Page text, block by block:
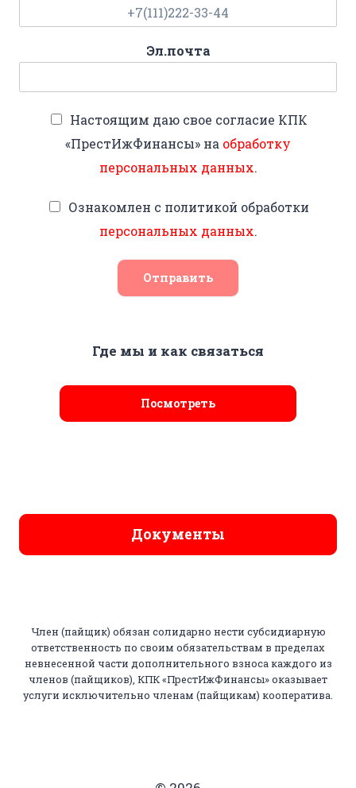
Эл.почта
Настоящим даю свое согласие КПК
«ПрестИжФинансы» на обработку
персональных данных.
Ознакомлен с политикой обработки
персональных данных.
Отправить
Где мы и как связаться
Посмотреть
Документы
Член (пайщик) обязан солидарно нести субсидиарную
ответственность по своим обязательствам в пределах
невнесенной части дополнительного взноса каждого из
членов (пайщиков), КПК «ПрестИжФинансы» оказывает
услуги исключительно членам (пайщикам) кооператива.